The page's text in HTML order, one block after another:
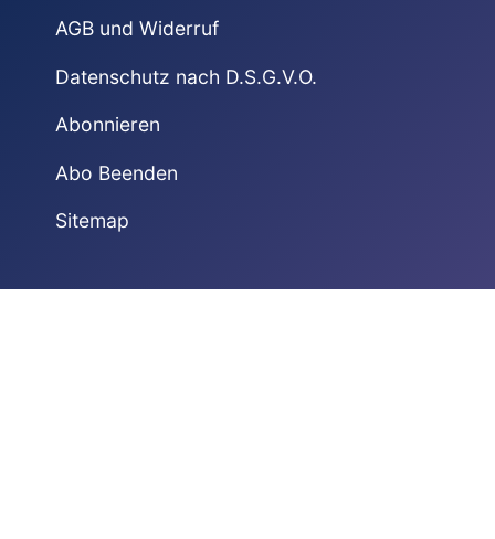
AGB und Widerruf
Datenschutz nach D.S.G.V.O.
Abonnieren
Abo Beenden
Sitemap